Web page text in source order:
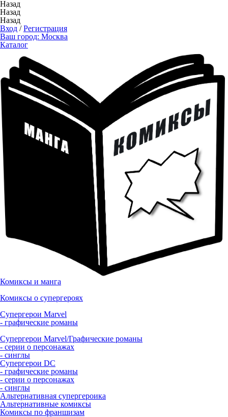
Назад
Назад
Назад
Вход /Регистрация
Ваш город: Москва
Каталог
Комиксы и манга
Комиксы о супергероях
Супергерои Marvel
- графические романы
Супергерои Marvel/Графические романы
- серии о персонажах
- синглы
Супергерои DC
- графические романы
- серии о персонажах
- синглы
Альтернативная супергероика
Альтернативные комиксы
Комиксы по франшизам